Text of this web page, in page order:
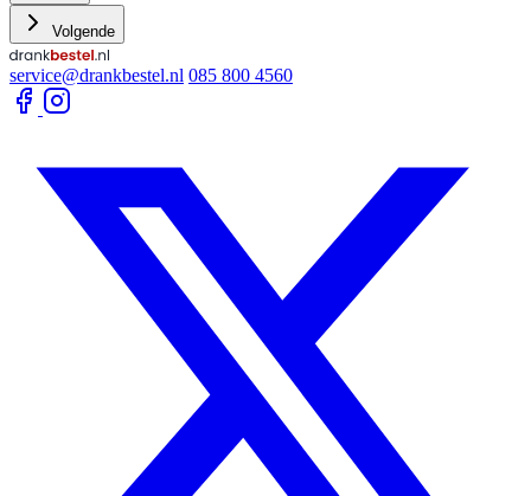
Volgende
service@drankbestel.nl 085 800 4560